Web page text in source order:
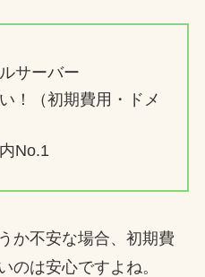
サーバー
！（初期費用・ドメ
No.1
か不安な場合、初期費
のは安心ですよね。